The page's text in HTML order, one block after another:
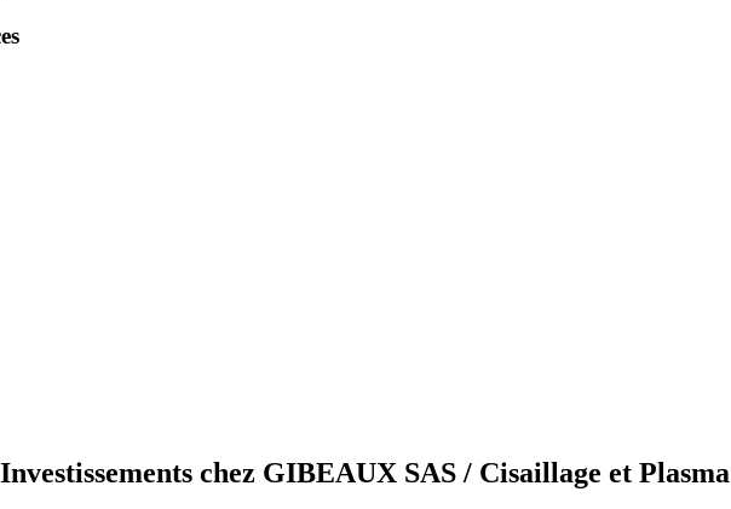
chez GIBEAUX SAS / Cisaillage et Plasma